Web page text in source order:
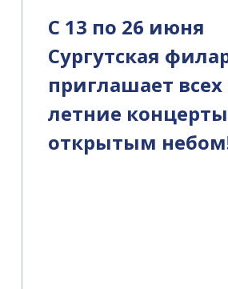
С 13 по 26 июня
Сургутская
приглашает всех
летние
открытым